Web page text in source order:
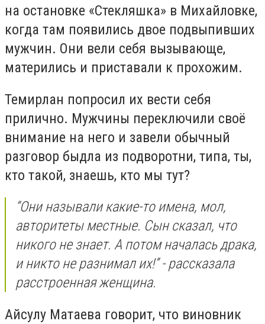
на остановке «Стекляшка» в Михайловке,
когда там появились двое подвыпивших
мужчин. Они вели себя вызывающе,
матерились и приставали к прохожим.
Темирлан попросил их вести себя
прилично. Мужчины переключили своё
внимание на него и завели обычный
разговор быдла из подворотни, типа, ты,
кто такой, знаешь, кто мы тут?
“Они называли какие-то имена, мол,
авторитеты местные. Сын сказал, что
никого не знает. А потом началась драка,
и никто не разнимал их!” - рассказала
расстроенная женщина.
Айсулу Матаева говорит, что виновник